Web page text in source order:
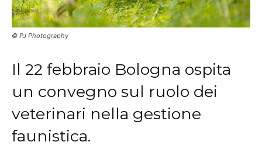
© PJ Photography
Il 22 febbraio Bologna ospita
un convegno sul ruolo dei
veterinari nella gestione
faunistica.